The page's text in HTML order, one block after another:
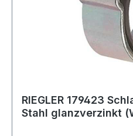
RIEGLER 179423
Stahl glanzverzinkt